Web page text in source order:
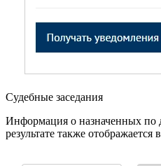
Судебные заседания
Информация о назначенных по
результате также